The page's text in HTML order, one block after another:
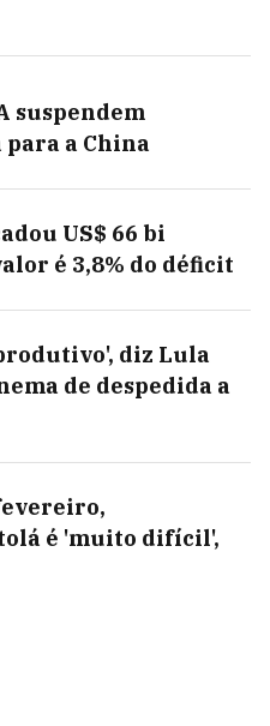
suspendem
a China
US$ 66 bi
é 3,8% do déficit
diz Lula
de despedida a
é 'muito difícil',